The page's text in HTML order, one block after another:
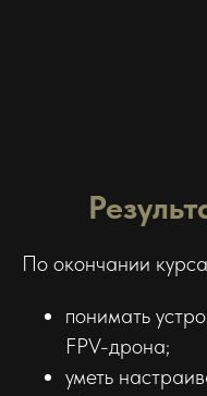
По окончании
понимать
FPV-дрона;
уметь